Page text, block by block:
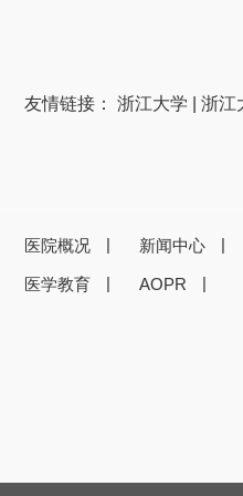
友情链接： 浙江大学 浙江
医院概况 新闻中心
医学教育 AOPR